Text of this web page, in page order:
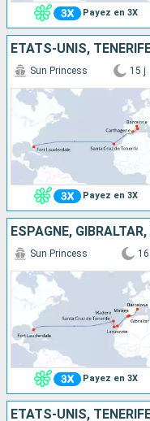
Payez en 3X
Payez en 3X
Sun Princess 15 j
Payez en 3X
Sun Princess